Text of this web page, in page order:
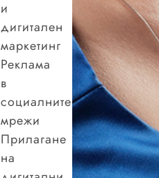
и
дигитален
маркетинг
Реклама
в
социалните
мрежи
Прилагане
на